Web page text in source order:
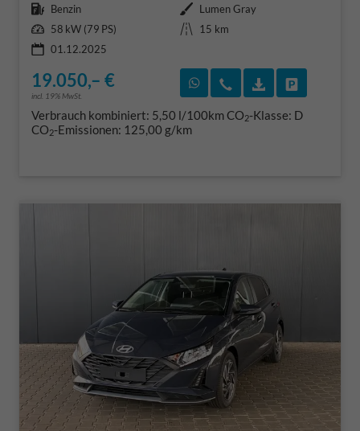
Kraftstoff Benzin Außenfarbe Lumen Gray
Leistung 58 kW (79 PS) Kilometerstand
15 km
01.12.2025
19.050,– €
incl. 19% MwSt.
Rückruf vereinbaren
Wir rufen Sie an
Verbrauch kombiniert: 5,50 l/100kmCO2-Klasse: D
CO2-Emissionen: 125,00 g/km